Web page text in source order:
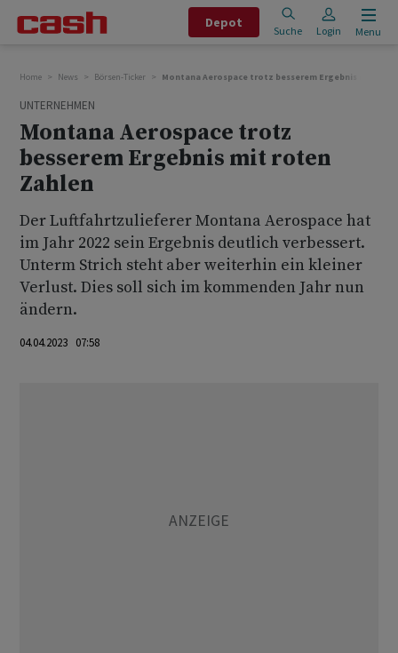
Depot
Suche Login Menu
Home News Börsen-Ticker Montana Aerospace trotz besserem Ergebnis mit
UNTERNEHMEN
Montana Aerospace trotz
besserem Ergebnis mit roten
Zahlen
Der Luftfahrtzulieferer Montana Aerospace hat
im Jahr 2022 sein Ergebnis deutlich verbessert.
Unterm Strich steht aber weiterhin ein kleiner
Verlust. Dies soll sich im kommenden Jahr nun
ändern.
04.04.2023 07:58